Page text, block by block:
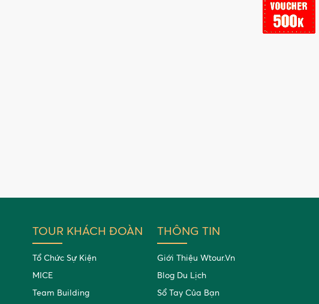
TOUR KHÁCH ĐOÀN
Tổ Chức Sự Kiện
MICE
Team Building
THÔNG TIN
Giới Thiệu Wtour.vn
Blog Du Lịch
Sổ Tay Của Bạn